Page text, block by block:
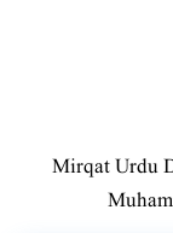
Mirqat Urdu